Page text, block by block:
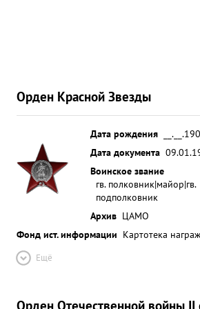
Орден Красной Звезды
Дата рождения
Дата документа
Воинское звание
гв. полковник|майор|гв.
подполковник
Архив ЦАМО
Фонд ист. информации Картотека
Ещё
Орден Отечественной войны II